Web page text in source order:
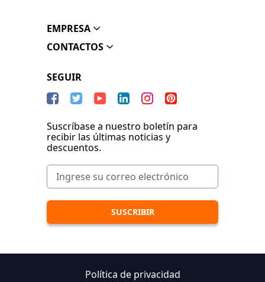
EMPRESA
CONTACTOS
SEGUIR
Suscríbase a nuestro boletín para
recibir las últimas noticias y
descuentos.
Política de privacidad